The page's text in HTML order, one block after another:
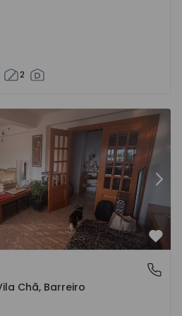
2
Santo António da Charneca -
Chã, Barreiro
Chã, Barreiro